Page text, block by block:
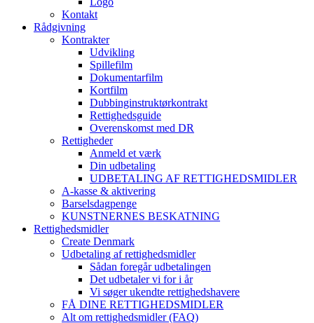
Kontakt
Rådgivning
Kontrakter
Udvikling
Spillefilm
Dokumentarfilm
Kortfilm
Dubbinginstruktørkontrakt
Rettighedsguide
Overenskomst med DR
Rettigheder
Anmeld et værk
Din udbetaling
UDBETALING AF RETTIGHEDSMIDLER
A-kasse & aktivering
Barselsdagpenge
KUNSTNERNES BESKATNING
Rettighedsmidler
Create Denmark
Udbetaling af rettighedsmidler
Sådan foregår udbetalingen
Det udbetaler vi for i år
Vi søger ukendte rettighedshavere
FÅ DINE RETTIGHEDSMIDLER
Alt om rettighedsmidler (FAQ)